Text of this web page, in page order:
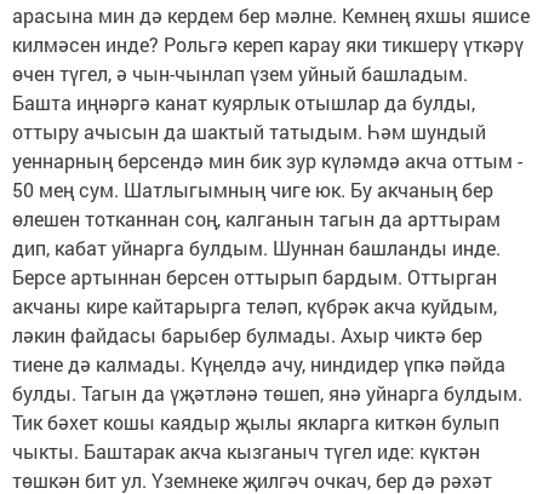
арасына мин дә кердем бер мәлне. Кемнең яхшы яшисе
кил­мәсен инде? Рольгә кереп карау яки тикшерү үткәрү
өчен түгел, ә чын-чынлап үзем уйный башладым.
Башта иңнәргә канат куярлык отышлар да булды,
оттыру ачысын да шактый татыдым. Һәм шундый
уеннарның берсендә мин бик зур күләмдә акча оттым -
50 мең сум. Шат­лыгымның чиге юк. Бу акчаның бер
өлешен тотканнан соң, калганын тагын да арттырам
дип, кабат уйнарга булдым. Шуннан башланды инде.
Берсе артыннан берсен оттырып бардым. Оттырган
акчаны кире кайтарырга теләп, күбрәк акча куйдым,
ләкин файдасы барыбер булмады. Ахыр чиктә бер
тиене дә калмады. Күңелдә ачу, ниндидер үпкә пәйда
булды. Тагын да үҗәтләнә төшеп, янә уйнарга булдым.
Тик бәхет кошы каядыр җылы якларга киткән булып
чыкты. Баштарак акча кызганыч түгел иде: күктән
төшкән бит ул. Үземнеке җилгәч очкач, бер дә рәхәт